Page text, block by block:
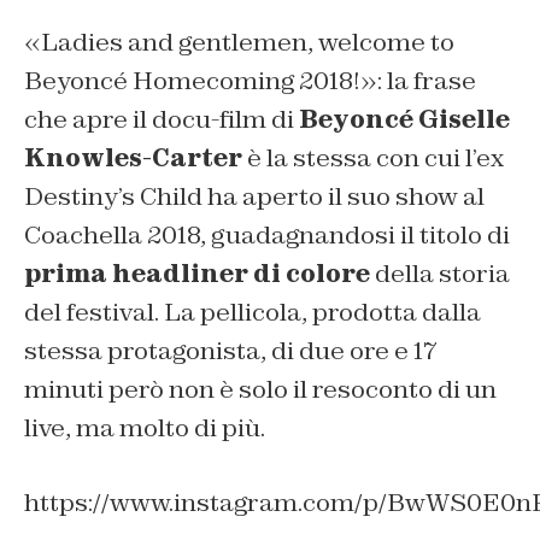
«Ladies and gentlemen, welcome to
Beyoncé Homecoming 2018!»: la frase
che apre il docu-film diBeyoncé Giselle
Knowles-Carterè la stessa con cui l’ex
Destiny’s Child ha aperto il suo show al
Coachella 2018, guadagnandosi il titolo di
prima headliner di coloredella storia
del festival. La pellicola, prodotta dalla
stessa protagonista, di due ore e 17
minuti però non è solo il resoconto di un
live, ma molto di più.
https://www.instagram.com/p/